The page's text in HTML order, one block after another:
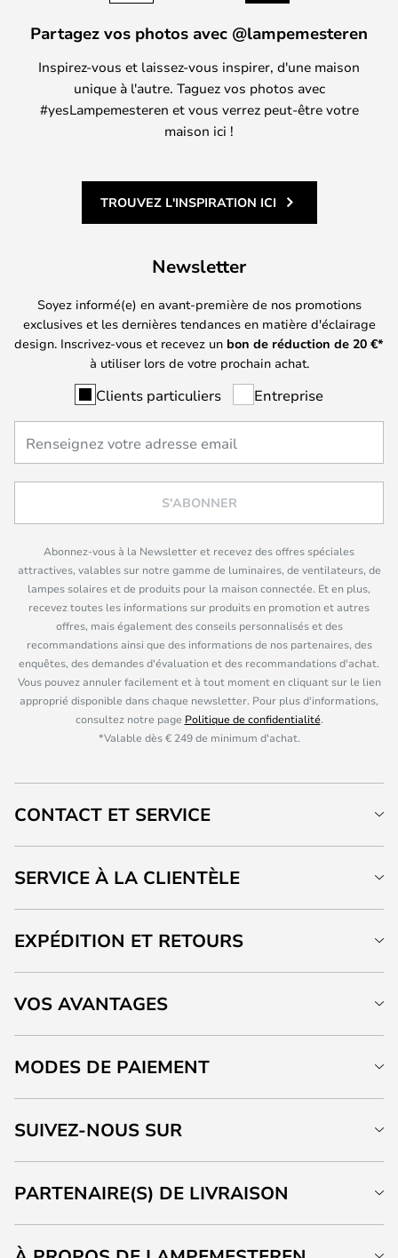
Partagez vos photos avec @lampemesteren
Inspirez-vous et laissez-vous inspirer, d'une maison
unique à l'autre. Taguez vos photos avec
#yesLampemesteren et vous verrez peut-être votre
maison ici !
TROUVEZ L'INSPIRATION ICI
Newsletter
Soyez informé(e) en avant-première de nos promotions
exclusives et les dernières tendances en matière d'éclairage
design. Inscrivez-vous et recevez un bon de réduction de 20 €*
à utiliser lors de votre prochain achat.
Clients particuliers Entreprise
S'ABONNER
Abonnez-vous à la Newsletter et recevez des offres spéciales
attractives, valables sur notre gamme de luminaires, de ventilateurs, de
lampes solaires et de produits pour la maison connectée. Et en plus,
recevez toutes les informations sur produits en promotion et autres
offres, mais également des conseils personnalisés et des
recommandations ainsi que des informations de nos partenaires, des
enquêtes, des demandes d'évaluation et des recommandations d'achat.
Vous pouvez annuler facilement et à tout moment en cliquant sur le lien
approprié disponible dans chaque newsletter. Pour plus d'informations,
consultez notre page Politique de confidentialité.
*Valable dès € 249 de minimum d'achat.
CONTACT ET SERVICE
SERVICE À LA CLIENTÈLE
EXPÉDITION ET RETOURS
VOS AVANTAGES
MODES DE PAIEMENT
SUIVEZ-NOUS SUR
PARTENAIRE(S) DE LIVRAISON